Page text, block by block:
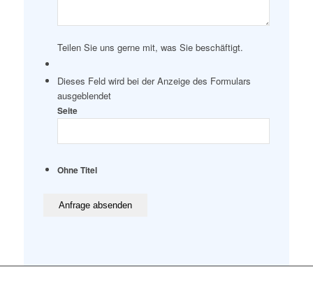
Teilen Sie uns gerne mit, was Sie beschäftigt.
Dieses Feld wird bei der Anzeige des Formulars
ausgeblendet
Seite
Ohne Titel